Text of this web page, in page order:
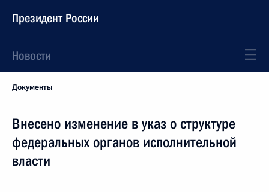
Президент России
Новости
Документы
Внесено изменение в указ о структуре
федеральных органов исполнительной
власти